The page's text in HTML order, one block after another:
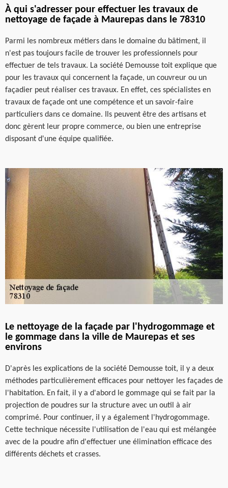
À qui s'adresser pour effectuer les travaux de
nettoyage de façade à Maurepas dans le 78310
Parmi les nombreux métiers dans le domaine du bâtiment, il
n'est pas toujours facile de trouver les professionnels pour
effectuer de tels travaux. La société Demousse toit explique que
pour les travaux qui concernent la façade, un couvreur ou un
façadier peut réaliser ces travaux. En effet, ces spécialistes en
travaux de façade ont une compétence et un savoir-faire
particuliers dans ce domaine. Ils peuvent être des artisans et
donc gèrent leur propre commerce, ou bien une entreprise
disposant d'une équipe qualifiée.
Le nettoyage de la façade par l'hydrogommage et
le gommage dans la ville de Maurepas et ses
environs
D'après les explications de la société Demousse toit, il y a deux
méthodes particulièrement efficaces pour nettoyer les façades de
l'habitation. En fait, il y a d'abord le gommage qui se fait par la
projection de poudres sur la structure avec un outil à air
comprimé. Pour continuer, il y a également l'hydrogommage.
Cette technique nécessite l'utilisation de l'eau qui est mélangée
avec de la poudre afin d'effectuer une élimination efficace des
différents déchets et crasses.